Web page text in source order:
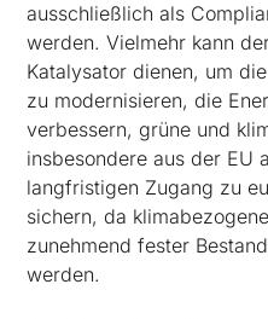
ausschließlich als
werden. Vielmehr kann
Katalysator dienen, um
zu modernisieren, die
verbessern, grüne und
insbesondere aus der EU
langfristigen Zugang zu
sichern, da
zunehmend fester
werden.